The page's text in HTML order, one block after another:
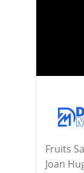
Fruits
Joan